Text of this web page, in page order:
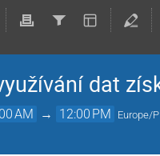
dat
AM → 12:00 PM Europe/